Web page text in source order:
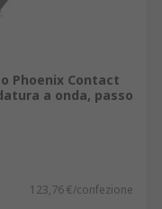
Phoenix Contact
a onda, passo
123,76 €/confezione